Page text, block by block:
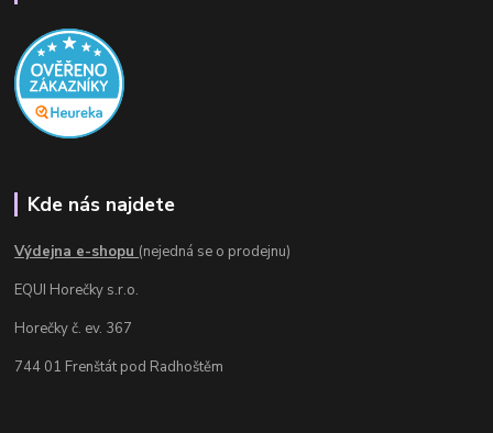
Kde nás najdete
Výdejna e-shopu (nejedná se o prodejnu)
EQUI Horečky s.r.o.
Horečky č. ev. 367
744 01 Frenštát pod Radhoštěm